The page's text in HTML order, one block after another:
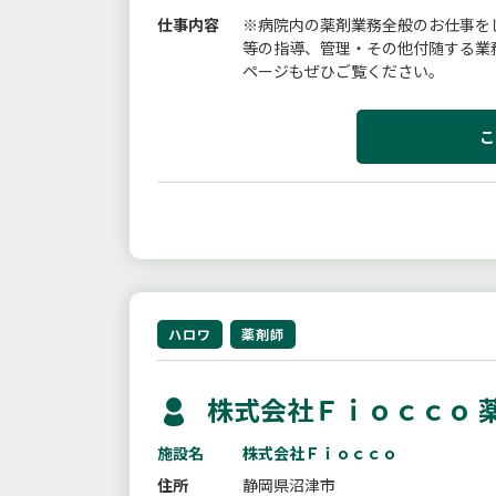
仕事内容
※病院内の薬剤業務全般のお仕事
等の指導、管理・その他付随する
ページもぜひご覧ください。
ハロワ 薬剤師
株式会社Ｆｉｏｃｃｏ
施設名
株式会社Ｆｉｏｃｃｏ
住所
静岡県沼津市